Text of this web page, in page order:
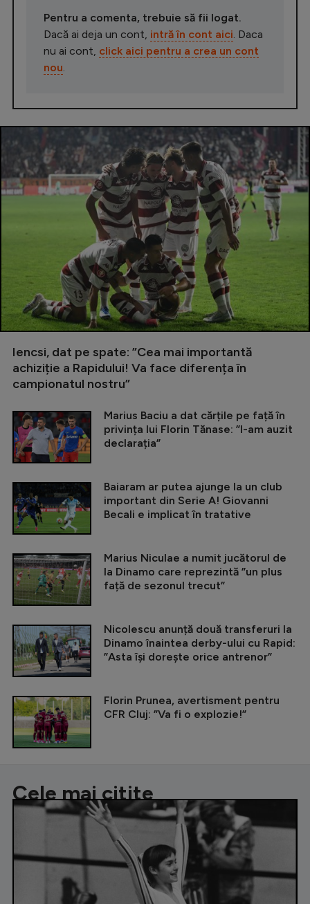
Pentru a comenta, trebuie să fii logat.
Dacă ai deja un cont, intră în cont aici . Daca
nu ai cont, click aici pentru a crea un cont
nou
Iencsi, dat pe spate: ”Cea mai importantă
achiziție a Rapidului! Va face diferența în
campionatul nostru”
Marius Baciu a dat cărțile pe față în
privința lui Florin Tănase: ”I-am auzit
declarația”
Baiaram ar putea ajunge la un club
important din Serie A! Giovanni
Becali e implicat în tratative
Marius Niculae a numit jucătorul de
la Dinamo care reprezintă ”un plus
față de sezonul trecut”
Nicolescu anunță două transferuri la
Dinamo înaintea derby-ului cu Rapid:
”Asta își dorește orice antrenor”
Florin Prunea, avertisment pentru
CFR Cluj: ”Va fi o explozie!”
Cele mai citite